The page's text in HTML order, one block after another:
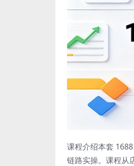
课程介绍本套
链路实操。课程从